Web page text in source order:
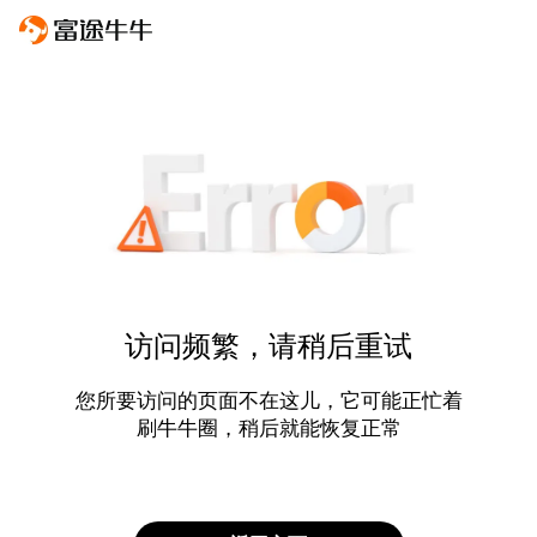
访问频繁，请稍后重试
您所要访问的页面不在这儿，它可能正忙着
刷牛牛圈，稍后就能恢复正常